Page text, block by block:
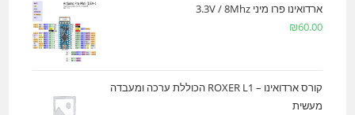
ארדואינו פרו מיני 3.3V / 8Mhz
₪60.00
קורס ארדואינו – ROXER L1 הכוללת ערכה ומעבדה
מעשית